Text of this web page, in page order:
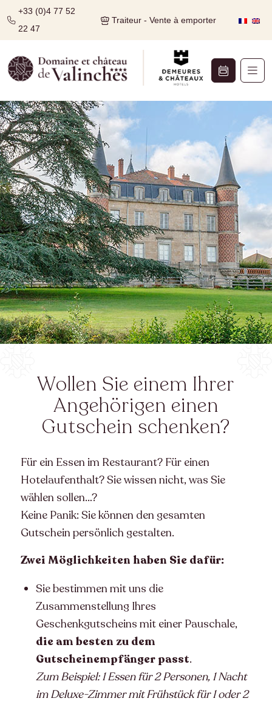
+33 (0)4 77 52
22 47
Traiteur - Vente à emporter
Wollen Sie einem Ihrer
Angehörigen einen
Gutschein schenken?
Für ein Essen im Restaurant? Für einen
Hotelaufenthalt? Sie wissen nicht, was Sie
wählen sollen…?
Keine Panik: Sie können den gesamten
Gutschein persönlich gestalten.
Zwei Möglichkeiten haben Sie dafür:
Sie bestimmen mit uns die
Zusammenstellung Ihres
Geschenkgutscheins mit einer Pauschale,
die am besten zu dem
Gutscheinempfänger passt.
Zum Beispiel: 1 Essen für 2 Personen, 1 Nacht
im Deluxe-Zimmer mit Frühstück für 1 oder 2